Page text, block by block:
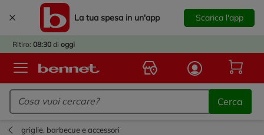
La tua spesa in un'app Scarica l'app
Ritiro: 08:30 di oggi
Logo Bennet - Torna alla homepage
Cerca
griglie, barbecue e accessori